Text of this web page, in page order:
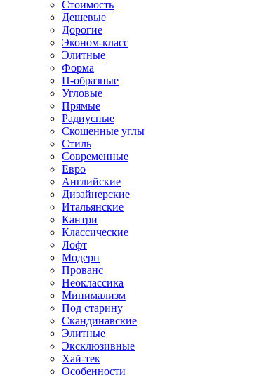
Стоимость
Дешевые
Дорогие
Эконом-класс
Элитные
Форма
П-образные
Угловые
Прямые
Радиусные
Скошенные углы
Стиль
Современные
Евро
Английские
Дизайнерские
Итальянские
Кантри
Классические
Лофт
Модерн
Прованс
Неоклассика
Минимализм
Под старину
Скандинавские
Элитные
Эксклюзивные
Хай-тек
Особенности